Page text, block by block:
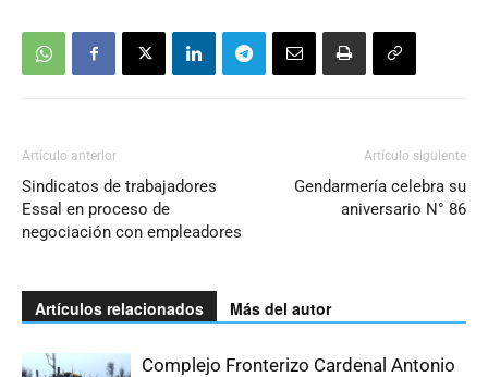
Artículo anterior
Sindicatos de trabajadores
Essal en proceso de
negociación con empleadores
Artículo siguiente
Gendarmería celebra su
aniversario N° 86
Artículos relacionados Más del autor
Complejo Fronterizo Cardenal Antonio